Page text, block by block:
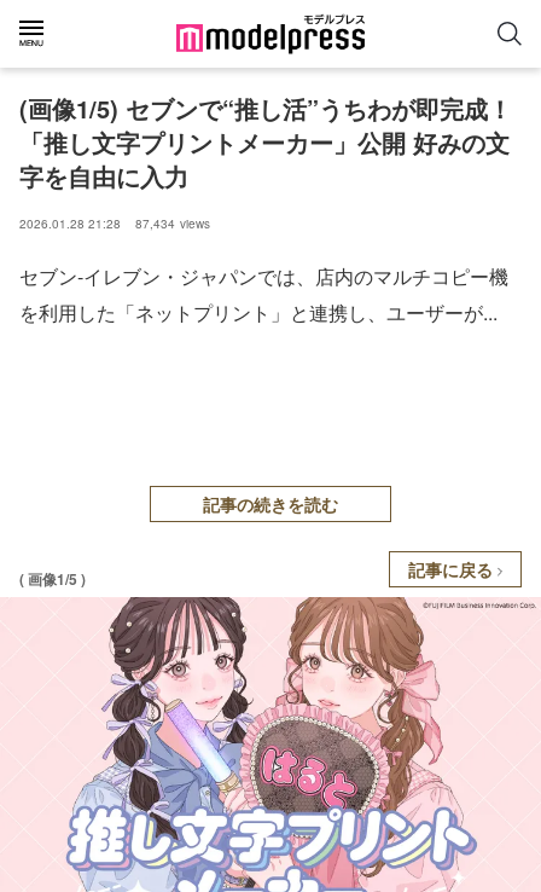
(画像1/5) セブンで“推し活”うちわが即完成！
「推し文字プリントメーカー」公開 好みの文
字を自由に入力
2026.01.28 21:28 87,434 views
セブン‐イレブン・ジャパンでは、店内のマルチコピー機
を利用した「ネットプリント」と連携し、ユーザーが...
記事の続きを読む
( 画像1/5 ) 記事に戻る